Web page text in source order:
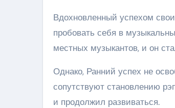
Вдохновленный успехом
пробовать себя в
местных музыкантов, и он
Однако, Ранний успех не
сопутствуют становлению
и продолжил развиваться.